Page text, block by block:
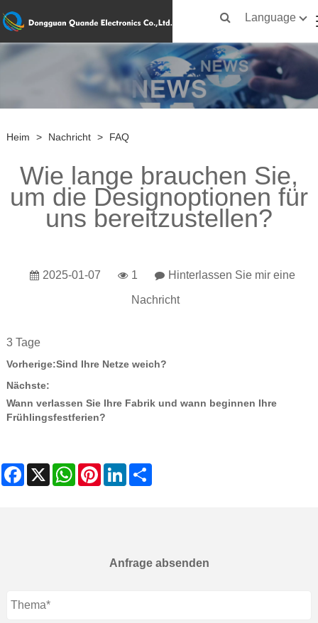
Language
Heim > Nachricht > FAQ
Wie lange brauchen Sie,
um die Designoptionen für
uns bereitzustellen?
2025-01-07 1 Hinterlassen Sie mir eine
Nachricht
3 Tage
Vorherige:Sind Ihre Netze weich?
Nächste:
Wann verlassen Sie Ihre Fabrik und wann beginnen Ihre
Frühlingsfestferien?
Facebook
X WhatsAppPinterestLinkedIn
Anfrage absenden